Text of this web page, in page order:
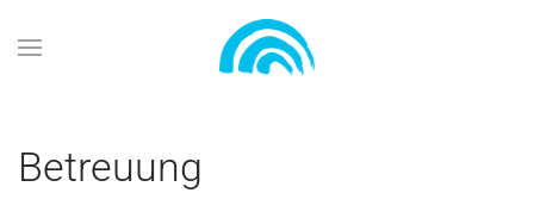
Zum Hauptinhalt springen
Betreuung